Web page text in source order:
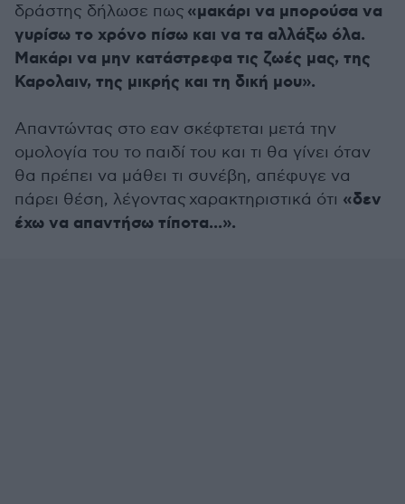
δράστης δήλωσε πως «μακάρι να μπορούσα να
γυρίσω το χρόνο πίσω και να τα αλλάξω όλα.
Μακάρι να μην κατάστρεφα τις ζωές μας, της
Καρολαιν, της μικρής και τη δική μου».
Απαντώντας στο εαν σκέφτεται μετά την
ομολογία του το παιδί του και τι θα γίνει όταν
θα πρέπει να μάθει τι συνέβη, απέφυγε να
πάρει θέση, λέγοντας χαρακτηριστικά ότι «δεν
έχω να απαντήσω τίποτα...».